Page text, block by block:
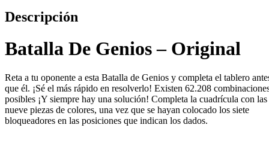
Descripción
Batalla De Genios – Original
Reta a tu oponente a esta Batalla de Genios y completa el tablero
que él. ¡Sé el más rápido en resolverlo! Existen 62.208
posibles ¡Y siempre hay una solución! Completa la cuadrícula con las
nueve piezas de colores, una vez que se hayan colocado los siete
bloqueadores en las posiciones que indican los dados.